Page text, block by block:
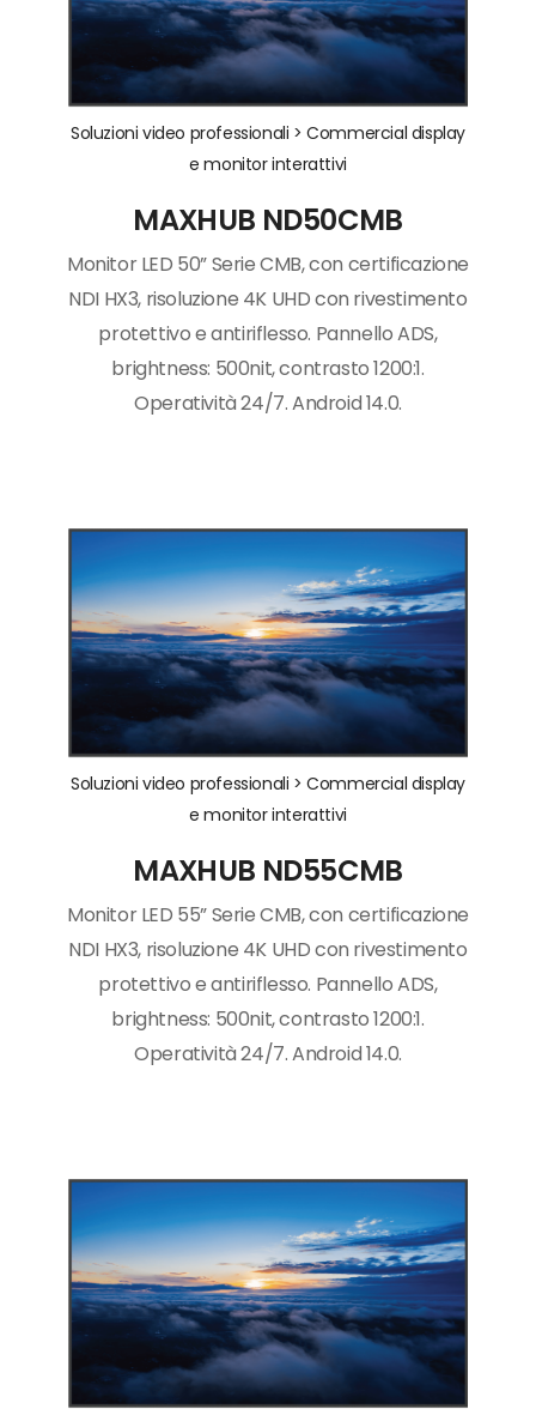
Soluzioni video professionali >Commercial display
e monitor interattivi
MAXHUB ND50CMB
Monitor LED 50” Serie CMB, con certificazione
NDI HX3, risoluzione 4K UHD con rivestimento
protettivo e antiriflesso. Pannello ADS,
brightness: 500nit, contrasto 1200:1.
Operatività 24/7. Android 14.0.
Soluzioni video professionali >Commercial display
e monitor interattivi
MAXHUB ND55CMB
Monitor LED 55” Serie CMB, con certificazione
NDI HX3, risoluzione 4K UHD con rivestimento
protettivo e antiriflesso. Pannello ADS,
brightness: 500nit, contrasto 1200:1.
Operatività 24/7. Android 14.0.